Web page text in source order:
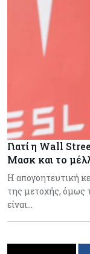
Γιατί η Wall
Μασκ και το
Η απογοητευτική
της μετοχής, όμως
είναι…